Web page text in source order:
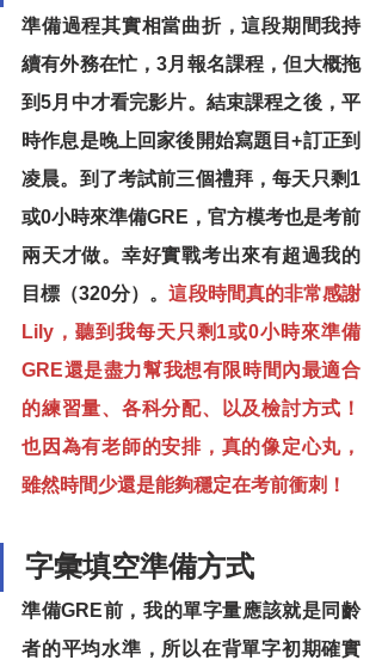
準備過程其實相當曲折，這段期間我持
續有外務在忙，3月報名課程，但大概拖
到5月中才看完影片。結束課程之後，平
時作息是晚上回家後開始寫題目+訂正到
凌晨。到了考試前三個禮拜，每天只剩1
或0小時來準備GRE，官方模考也是考前
兩天才做。幸好實戰考出來有超過我的
目標（320分）。這段時間真的非常感謝
Lily，聽到我每天只剩1或0小時來準備
GRE還是盡力幫我想有限時間內最適合
的練習量、各科分配、以及檢討方式！
也因為有老師的安排，真的像定心丸，
雖然時間少還是能夠穩定在考前衝刺！
字彙填空準備方式
準備GRE前，我的單字量應該就是同齡
者的平均水準，所以在背單字初期確實